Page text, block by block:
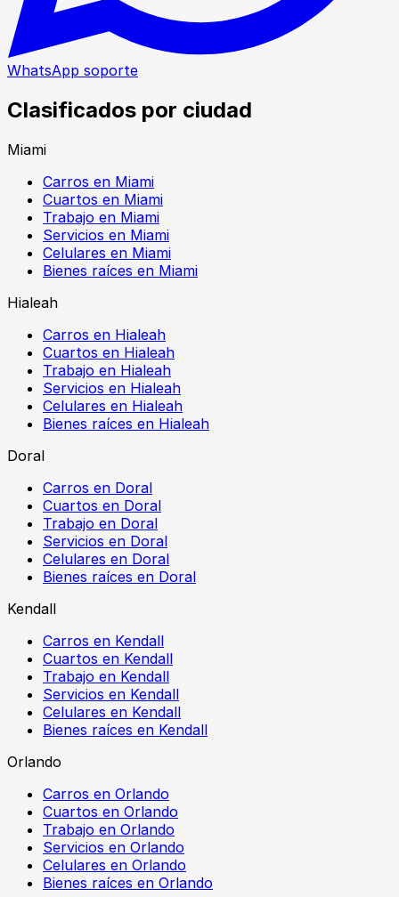
WhatsApp soporte
Clasificados por ciudad
Miami
Carros en Miami
Cuartos en Miami
Trabajo en Miami
Servicios en Miami
Celulares en Miami
Bienes raíces en Miami
Hialeah
Carros en Hialeah
Cuartos en Hialeah
Trabajo en Hialeah
Servicios en Hialeah
Celulares en Hialeah
Bienes raíces en Hialeah
Doral
Carros en Doral
Cuartos en Doral
Trabajo en Doral
Servicios en Doral
Celulares en Doral
Bienes raíces en Doral
Kendall
Carros en Kendall
Cuartos en Kendall
Trabajo en Kendall
Servicios en Kendall
Celulares en Kendall
Bienes raíces en Kendall
Orlando
Carros en Orlando
Cuartos en Orlando
Trabajo en Orlando
Servicios en Orlando
Celulares en Orlando
Bienes raíces en Orlando